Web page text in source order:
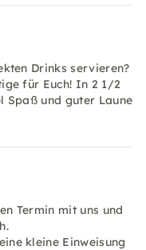
Drinks servieren?
für Euch! In 2 1/2
Spaß und guter Laune
Termin mit uns und
kleine Einweisung